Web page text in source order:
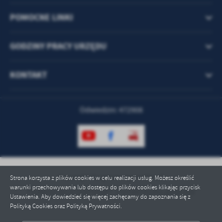
Strona korzysta z plików cookies w celu realizacji usług. Możesz określić
warunki przechowywania lub dostępu do plików cookies klikając przycisk
Ustawienia. Aby dowiedzieć się więcej zachęcamy do zapoznania się z
Polityką Cookies oraz Polityką Prywatności.
POMOCNE LINKI
GODZINY PRACY URZĘDU
KONTAKT
Odwiedzin: 472908
Copyright by gmina.zgorzelec.pl
Powered by2ClickPortal® - Portale nowej generacji